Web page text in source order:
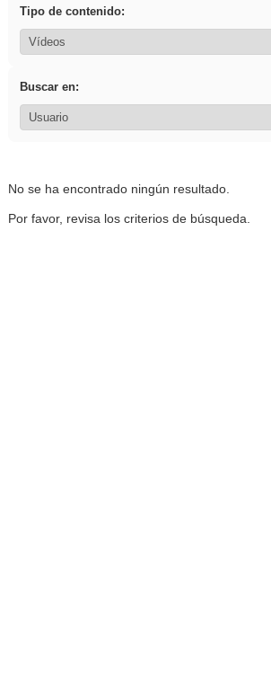
Tipo de contenido:
Buscar en:
No se ha encontrado ningún resultado.
Por favor, revisa los criterios de búsqueda.